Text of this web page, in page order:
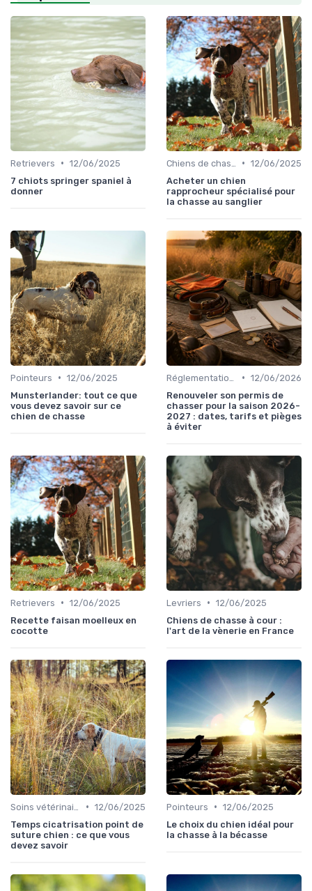
Retrievers • 12/06/2025
7 chiots springer spaniel à
donner
• 12/06/2025
Acheter un chien
rapprocheur spécialisé pour
la chasse au sanglier
Pointeurs • 12/06/2025
Munsterlander: tout ce que
vous devez savoir sur ce
chien de chasse
• 12/06/2026
Renouveler son permis de
chasser pour la saison 2026-
2027 : dates, tarifs et pièges
à éviter
Retrievers • 12/06/2025
Recette faisan moelleux en
cocotte
Levriers • 12/06/2025
Chiens de chasse à cour :
l'art de la vènerie en France
• 12/06/2025
Temps cicatrisation point de
suture chien : ce que vous
devez savoir
Pointeurs • 12/06/2025
Le choix du chien idéal pour
la chasse à la bécasse